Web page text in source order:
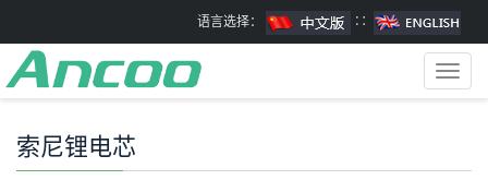
语言选择： ∷
索尼锂电芯